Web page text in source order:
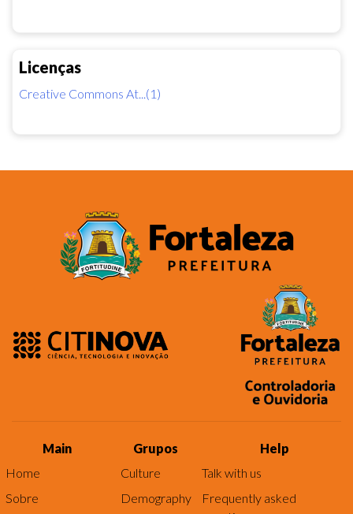
Licenças
Creative Commons At...(1)
Main
Home
Sobre
Grupos
Culture
Demography
Help
Talk with us
Frequently asked